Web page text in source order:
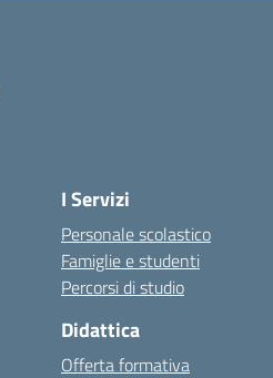
I Servizi
Personale scolastico
Famiglie e studenti
Percorsi di studio
Didattica
Offerta formativa